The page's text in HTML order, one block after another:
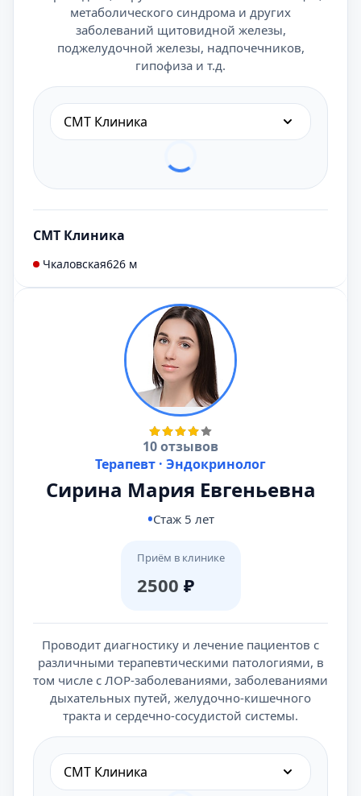
метаболического синдрома и других
заболеваний щитовидной железы,
поджелудочной железы, надпочечников,
гипофиза и т.д.
СМТ Клиника
СМТ Клиника
Чкаловская626 м
10 отзывов
Терапевт · Эндокринолог
Сирина Мария Евгеньевна
Стаж 5 лет
Приём в клинике
2500 ₽
Проводит диагностику и лечение пациентов с
различными терапевтическими патологиями, в
том числе с ЛОР-заболеваниями, заболеваниями
дыхательных путей, желудочно-кишечного
тракта и сердечно-сосудистой системы.
СМТ Клиника